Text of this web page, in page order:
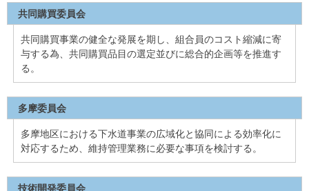
共同購買委員会
共同購買事業の健全な発展を期し、組合員のコスト縮減に寄
与する為、共同購買品目の選定並びに総合的企画等を推進す
る。
多摩委員会
多摩地区における下水道事業の広域化と協同による効率化に
対応するため、維持管理業務に必要な事項を検討する。
技術開発委員会